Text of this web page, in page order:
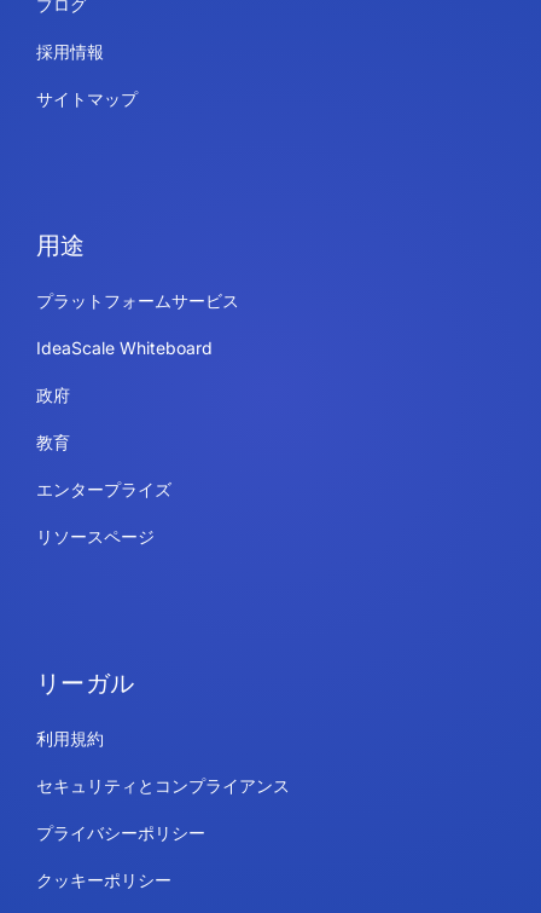
ブログ
採用情報
サイトマップ
用途
プラットフォームサービス
IdeaScale Whiteboard
政府
教育
エンタープライズ
リソースページ
リーガル
利用規約
セキュリティとコンプライアンス
プライバシーポリシー
クッキーポリシー